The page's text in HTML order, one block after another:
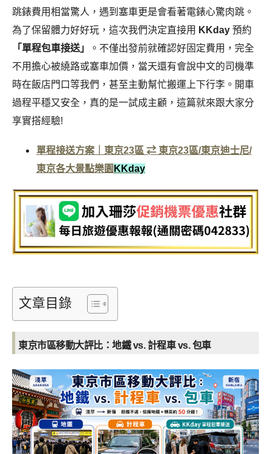
跳錶費用相當驚人，遇到塞車更是會看著電錶心驚肉跳。
為了保留體力好好玩，這次我們決定直接用 KKday 預約
「單程包車接送」
。不僅出發前就確認好固定費用，完全
不用擔心被繞路或塞車加價，當天還有會說中文的司機準
時在飯店門口等我們，甚至主動幫忙搬運上下行李。開車
過程平穩又安全，真的是一試成主顧，這篇就來跟大家分
享實搭經驗!
單程接送方案｜東京23區 ⇄ 東京23區/東京迪士尼/
東京各大景點樂園 KKday
文章目錄
東京市區移動大評比：地鐵 vs. 計程車 vs. 包車